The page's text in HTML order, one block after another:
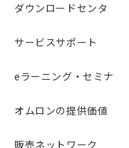
ダウンロードセンタ
サービスサポート
eラーニング・セミナ
オムロンの提供価値
販売ネットワーク